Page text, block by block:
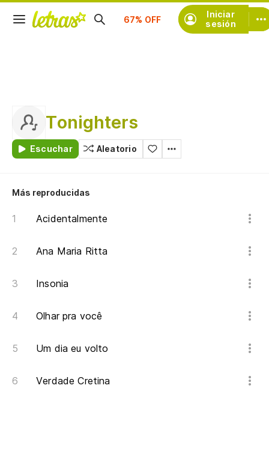
Iniciar
sesión
Suscríbete
Tonighters
Escuchar Aleatorio
Más reproducidas
Acidentalmente
Ana Maria Ritta
Insonia
Olhar pra você
Um dia eu volto
Verdade Cretina